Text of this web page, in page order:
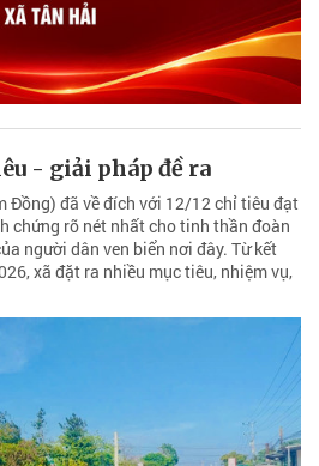
- giải pháp đề ra
Đồng) đã về đích với 12/12 chỉ tiêu đạt
chứng rõ nét nhất cho tinh thần đoàn
người dân ven biển nơi đây. Từ kết
xã đặt ra nhiều mục tiêu, nhiệm vụ,